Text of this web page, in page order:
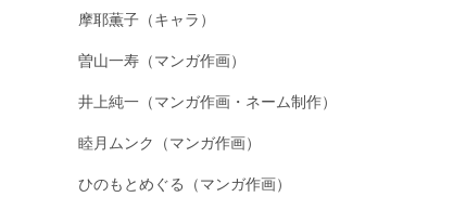
摩耶薫子（キャラ）
曽山一寿（マンガ作画）
井上純一（マンガ作画・ネーム制作）
睦月ムンク（マンガ作画）
ひのもとめぐる（マンガ作画）